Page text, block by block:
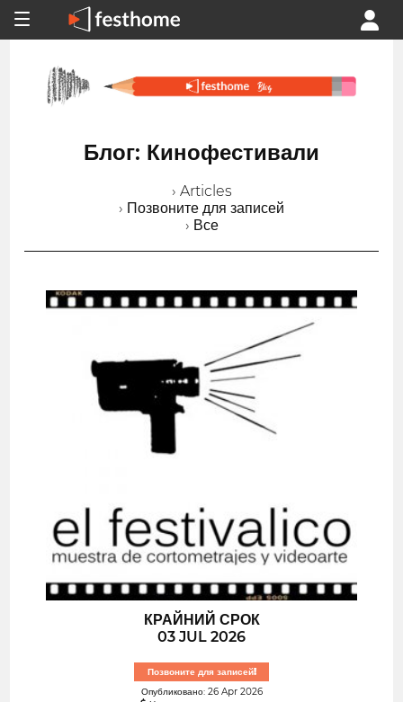
Блог: Кинофестивали
› Articles
› Позвоните для записей
› Все
КРАЙНИЙ СРОК
03 JUL 2026
Позвоните для записей!
Опубликовано: 26 Apr 2026